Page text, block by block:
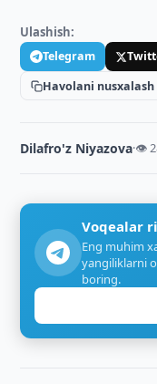
Ulashish:
Telegram
Havolani nusxalash
Dilafro'z Niyazova·👁
Voqealar
Eng muhim
yangiliklarni
boring.